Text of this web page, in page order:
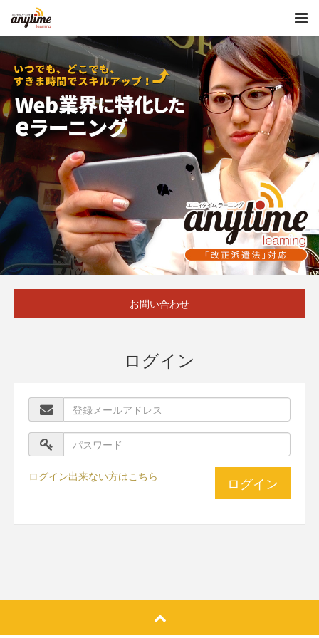
お問い合わせ
ログイン
ログイン
ログイン出来ない方はこちら